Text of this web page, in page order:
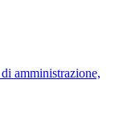
amministrazione,